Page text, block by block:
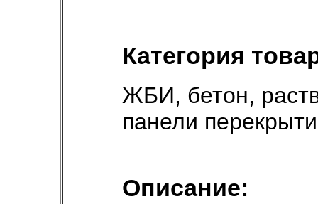
Категория
ЖБИ, бетон,
панели
Описание: